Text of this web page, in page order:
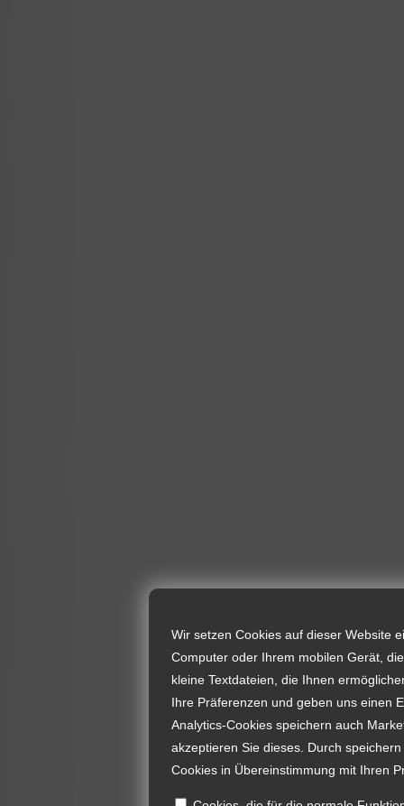
Wir setzen Cookies auf dieser Website
Computer oder Ihrem mobilen Gerät,
kleine Textdateien, die Ihnen
Ihre Präferenzen und geben uns einen
Analytics-Cookies speichern auch
akzeptieren Sie dieses. Durch
Cookies in Übereinstimmung mit Ihren